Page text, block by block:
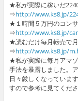
★私が実際に稼いだ
⇒http://www.ks8.jp/
★１時間５万円のコン
⇒http://www.ks8.jp/
★読むだけ毎月転売で
⇒http://www.ks8.jp/
★私が実際に毎月アマ
手法を暴露しました。
日々厳しくなっていま
すので参考に見てくだ